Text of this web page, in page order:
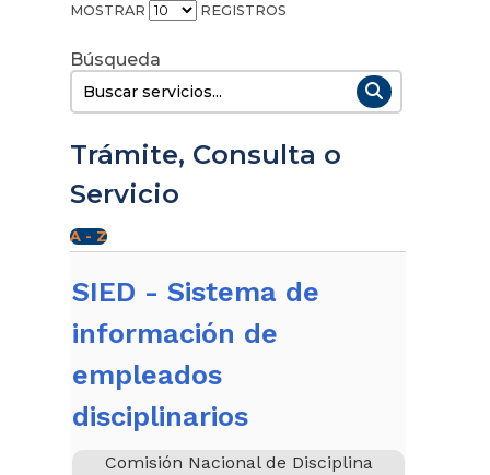
MOSTRAR REGISTROS
Buscar:
Trámite, Consulta o
Servicio
SIED - Sistema de
información de
empleados
disciplinarios
Comisión Nacional de Disciplina